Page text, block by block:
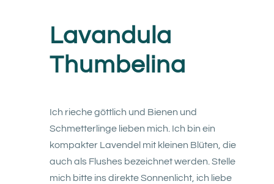
Lavandula
Thumbelina
Ich rieche göttlich und Bienen und
Schmetterlinge lieben mich. Ich bin ein
kompakter Lavendel mit kleinen Blüten, die
auch als Flushes bezeichnet werden. Stelle
mich bitte ins direkte Sonnenlicht, ich liebe